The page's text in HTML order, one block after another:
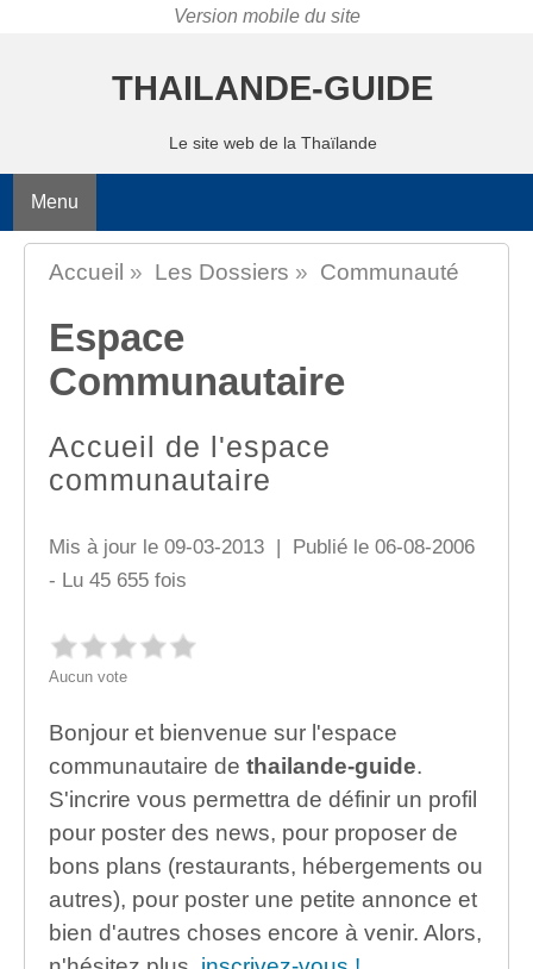
THAILANDE-GUIDE
Le site web de la Thaïlande
Menu
Accueil » Les Dossiers » Communauté
Espace
Communautaire
Accueil de l'espace
communautaire
Mis à jour le 09-03-2013 | Publié le 06-08-2006
- Lu 45 655 fois
Aucun vote
Bonjour et bienvenue sur l'espace
communautaire de thailande-guide.
S'incrire vous permettra de définir un profil
pour poster des news, pour proposer de
bons plans (restaurants, hébergements ou
autres), pour poster une petite annonce et
bien d'autres choses encore à venir. Alors,